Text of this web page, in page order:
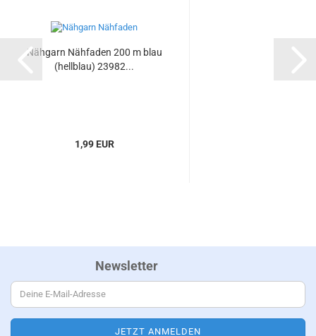
Nähgarn Nähfaden 200 m blau
(hellblau) 23982...
1,99 EUR
Newsletter